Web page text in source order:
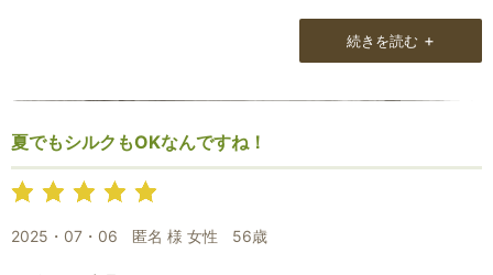
私も実際に見るまでは不安でしたが、webで見た以上に色が鮮やか
・和装の包装を希望して記入した為、わざわざそれが出来ないとお
そして、「この人良い人だ」 と思いました。
長野県松本市のNatural Loungeを大切な人へのプレゼントのお店に
続きを読む +
夏でもシルクもOKなんですね！
2025・07・06 匿名 様 女性 56歳